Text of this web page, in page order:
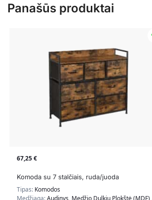
Panašūs produktai
67,25€
Komoda su 7 stalčiais, ruda/juoda
Tipas: Komodos
Medžiaga:Audinys, Medžio Dulkių Plokštė (MDF),